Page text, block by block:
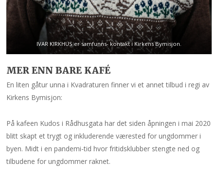
IVAR KIRKHUS er samfunns- kontakt i Kirkens Bymisjon.
MER ENN BARE KAFÉ
En liten gåtur unna i Kvadraturen finner vi et annet tilbud i regi av
Kirkens Bymisjon:
På kafeen Kudos i Rådhusgata har det siden åpningen i mai 2020
blitt skapt et trygt og inkluderende værested for ungdommer i
byen. Midt i en pandemi-tid hvor fritidsklubber stengte ned og
tilbudene for ungdommer raknet.